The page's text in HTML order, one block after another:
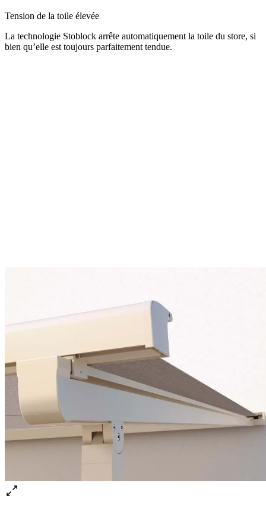
Tension de la toile élevée
La technologie Stoblock arrête automatiquement la toile du store, si
bien qu’elle est toujours parfaitement tendue.